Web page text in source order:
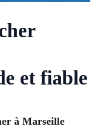
et fiable
à Marseille